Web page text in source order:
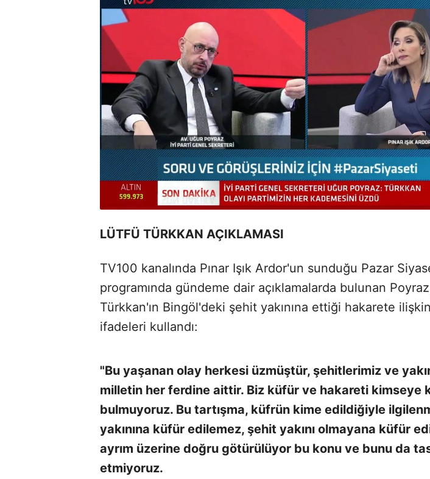
LÜTFÜ TÜRKKAN AÇIKLAMASI
TV100 kanalında Pınar Işık Ardor'un sunduğu Pazar
programında gündeme dair açıklamalarda bulunan
Türkkan'ın Bingöl'deki şehit yakınına ettiği hakarete
ifadeleri kullandı:
"Bu yaşanan olay herkesi üzmüştür, şehitlerimiz ve
milletin her ferdine aittir. Biz küfür ve hakareti kimseye
bulmuyoruz. Bu tartışma, küfrün kime edildiğiyle
yakınına küfür edilemez, şehit yakını olmayana küfür
ayrım üzerine doğru götürülüyor bu konu ve bunu da
etmiyoruz.